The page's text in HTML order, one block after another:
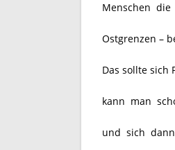
Menschen die
Ostgrenzen –
Das sollte sich
kann man
und sich dann